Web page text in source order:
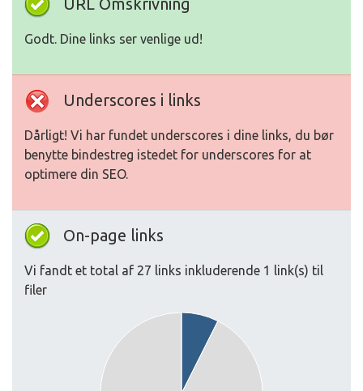
URL Omskrivning
Godt. Dine links ser venlige ud!
Underscores i links
Dårligt! Vi har fundet underscores i dine links, du bør
benytte bindestreg istedet for underscores for at
optimere din SEO.
On-page links
Vi fandt et total af 27 links inkluderende 1 link(s) til
filer